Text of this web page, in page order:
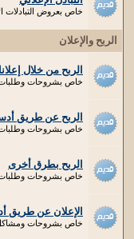
خاص بعروض التبادلات
الربح والإعلان
الربح من خلال
خاص بشروحات
الربح عن طريق
خاص بشروحات
الربح بطرق أخرى
خاص بشروحات
الإعلان عن طريق
خاص بشروحات